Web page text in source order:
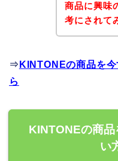
商品に興味
考にされて
⇒ KINTONEの商品を
ら
KINTONEの商
い